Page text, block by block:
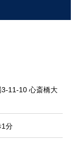
11-10 心斎橋大
1分